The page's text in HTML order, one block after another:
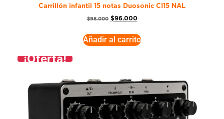
Carrillón infantil 15 notas Duosonic CI15 NAL
$98.000 $96.000
Añadir al carrito
¡Oferta!